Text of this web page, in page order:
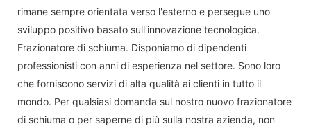
rimane sempre orientata verso l'esterno e persegue uno
sviluppo positivo basato sull'innovazione tecnologica.
Frazionatore di schiuma. Disponiamo di dipendenti
professionisti con anni di esperienza nel settore. Sono loro
che forniscono servizi di alta qualità ai clienti in tutto il
mondo. Per qualsiasi domanda sul nostro nuovo frazionatore
di schiuma o per saperne di più sulla nostra azienda, non